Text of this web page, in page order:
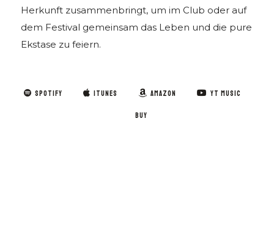
Herkunft zusammenbringt, um im Club oder auf
dem Festival gemeinsam das Leben und die pure
Ekstase zu feiern.
SPOTIFY ITUNES AMAZON YT MUSIC
BUY